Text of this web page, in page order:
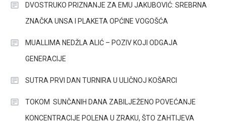
DVOSTRUKO PRIZNANJE ZA EMU JAKUBOVIĆ: SREBRNA
ZNAČKA UNSA I PLAKETA OPĆINE VOGOŠĆA
MUALLIMA NEDŽLA ALIĆ – POZIV KOJI ODGAJA
GENERACIJE
SUTRA PRVI DAN TURNIRA U ULIČNOJ KOŠARCI
TOKOM SUNČANIH DANA ZABILJEŽENO POVEĆANJE
KONCENTRACIJE POLENA U ZRAKU, ŠTO ZAHTIJEVA